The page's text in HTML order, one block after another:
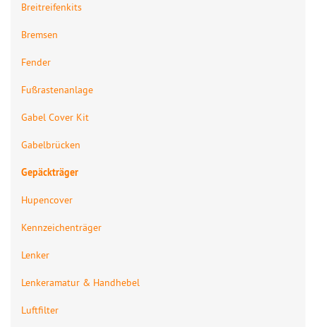
Breitreifenkits
Bremsen
Fender
Fußrastenanlage
Gabel Cover Kit
Gabelbrücken
Gepäckträger
Hupencover
Kennzeichenträger
Lenker
Lenkeramatur & Handhebel
Luftfilter